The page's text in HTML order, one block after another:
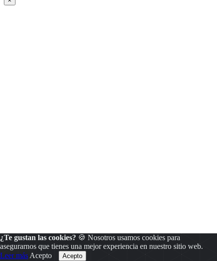
¿Te gustan las cookies? 🍪 Nosotros usamos cookies para
asegurarnos que tienes una mejor experiencia en nuestro sitio web.
Leer más Acepto